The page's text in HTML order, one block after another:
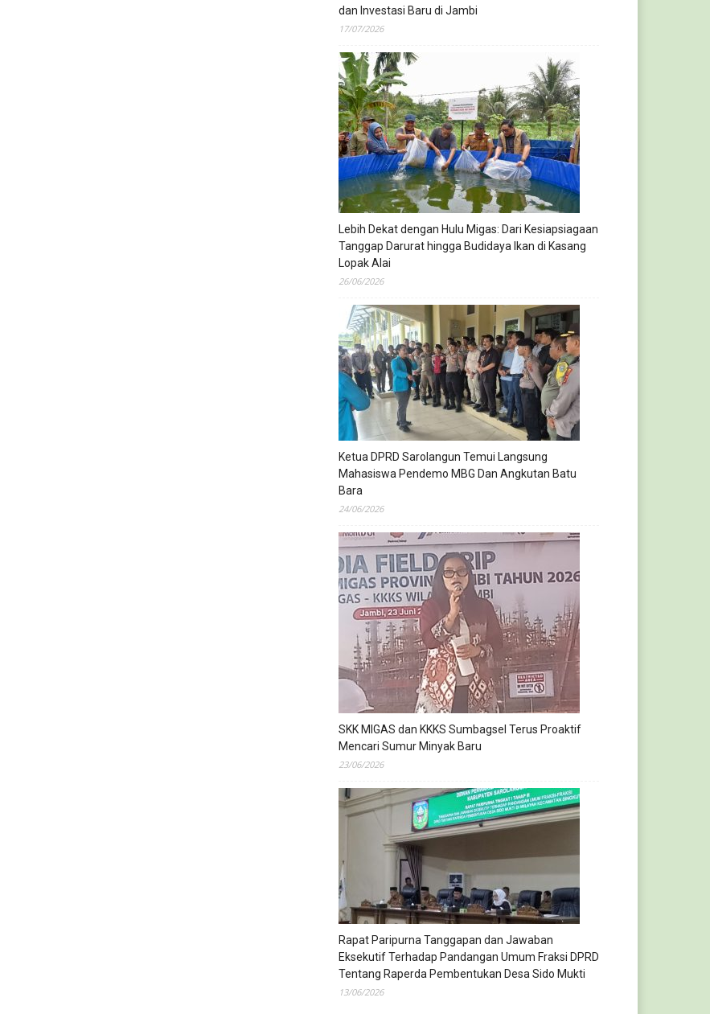
dan Investasi Baru di Jambi
17/07/2026
Lebih Dekat dengan Hulu Migas: Dari Kesiapsiagaan
Tanggap Darurat hingga Budidaya Ikan di Kasang
Lopak Alai
26/06/2026
Ketua DPRD Sarolangun Temui Langsung
Mahasiswa Pendemo MBG Dan Angkutan Batu
Bara
24/06/2026
SKK MIGAS dan KKKS Sumbagsel Terus Proaktif
Mencari Sumur Minyak Baru
23/06/2026
Rapat Paripurna Tanggapan dan Jawaban
Eksekutif Terhadap Pandangan Umum Fraksi DPRD
Tentang Raperda Pembentukan Desa Sido Mukti
13/06/2026